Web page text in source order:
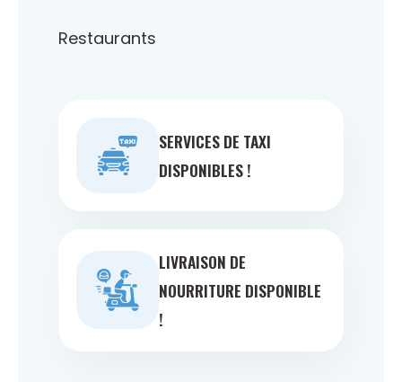
Restaurants
SERVICES DE TAXI
DISPONIBLES !
LIVRAISON DE
NOURRITURE DISPONIBLE
!